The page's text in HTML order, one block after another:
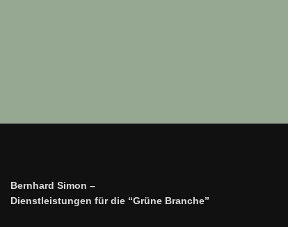
Bernhard Simon –
Dienstleistungen für die “Grüne Branche”